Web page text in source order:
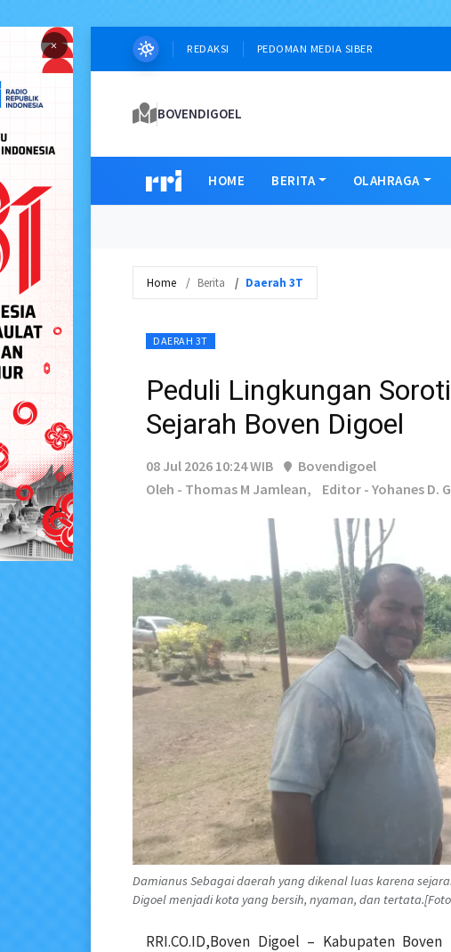
× REDAKSI PEDOMAN MEDIA SIBER
BOVENDIGOEL
HOME BERITA OLAHRAGA
Home Berita Daerah 3T
DAERAH 3T
Peduli Lingkungan
Sejarah Boven Digoel
08 Jul 2026 10:24 WIB
Bovendigoel
Oleh - Thomas M Jamlean,
Editor - Yohanes D.
Damianus Sebagai daerah yang dikenal luas karena
Digoel menjadi kota yang bersih, nyaman, dan
RRI.CO.ID,Boven Digoel – Kabupaten